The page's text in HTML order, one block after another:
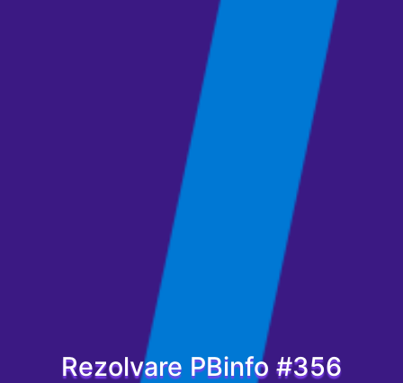
Rezolvare PBinfo #356